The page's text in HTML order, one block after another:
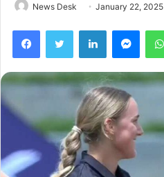
News Desk January 22, 2025